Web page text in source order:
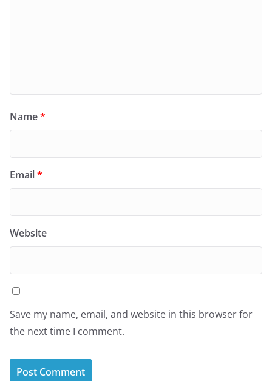
Name*
Email*
Website
Save my name, email, and website in this browser for
the next time I comment.